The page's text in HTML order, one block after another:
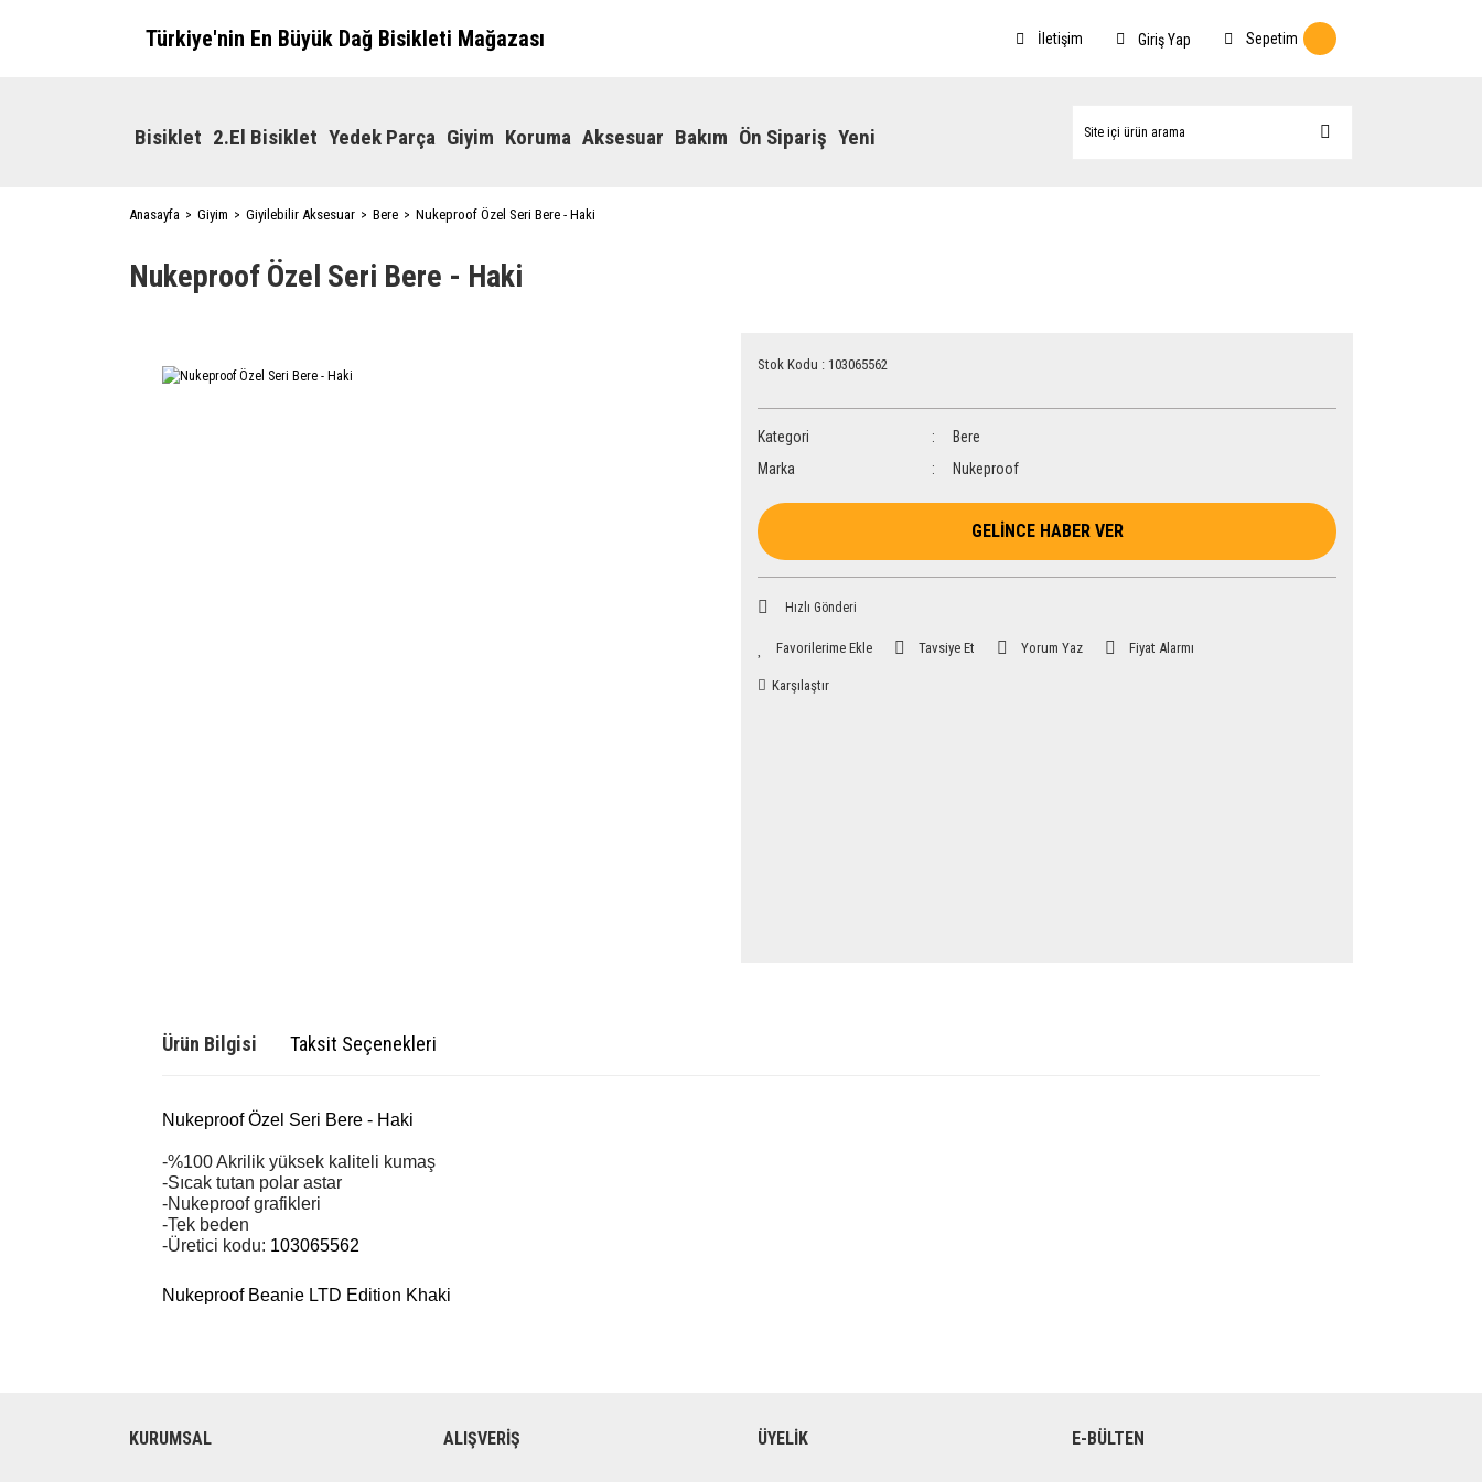
Türkiye'nin En Büyük Dağ Bisikleti Mağazası İletişim Giriş Yap Sepetim
Bisiklet 2.El Bisiklet Yedek Parça Giyim Koruma Aksesuar Bakım Ön Sipariş Yeni
Anasayfa Giyim Giyilebilir Aksesuar Bere Nukeproof Özel Seri Bere - Haki
Nukeproof Özel Seri Bere - Haki
Stok Kodu : 103065562
Kategori
Bere
Marka
Nukeproof
GELİNCE HABER VER
Hızlı Gönderi
Tavsiye Et Yorum Yaz Fiyat Alarmı
Karşılaştır
Ürün Bilgisi Taksit Seçenekleri
Nukeproof Özel Seri Bere - Haki
-%100 Akrilik yüksek kaliteli kumaş
-Sıcak tutan polar astar
-Nukeproof grafikleri
-Tek beden
-Üretici kodu: 103065562
Nukeproof Beanie LTD Edition Khaki
KURUMSAL ALIŞVERİŞ ÜYELİK E-BÜLTEN